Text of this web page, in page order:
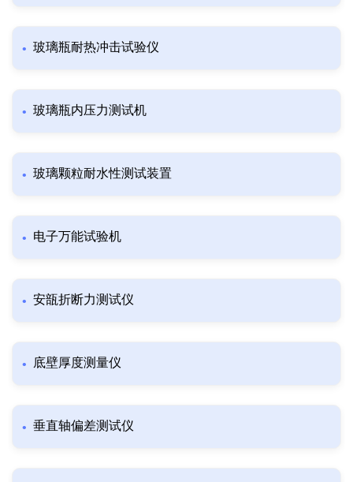
玻璃瓶耐热冲击试验仪
玻璃瓶内压力测试机
玻璃颗粒耐水性测试装置
电子万能试验机
安瓿折断力测试仪
底壁厚度测量仪
垂直轴偏差测试仪